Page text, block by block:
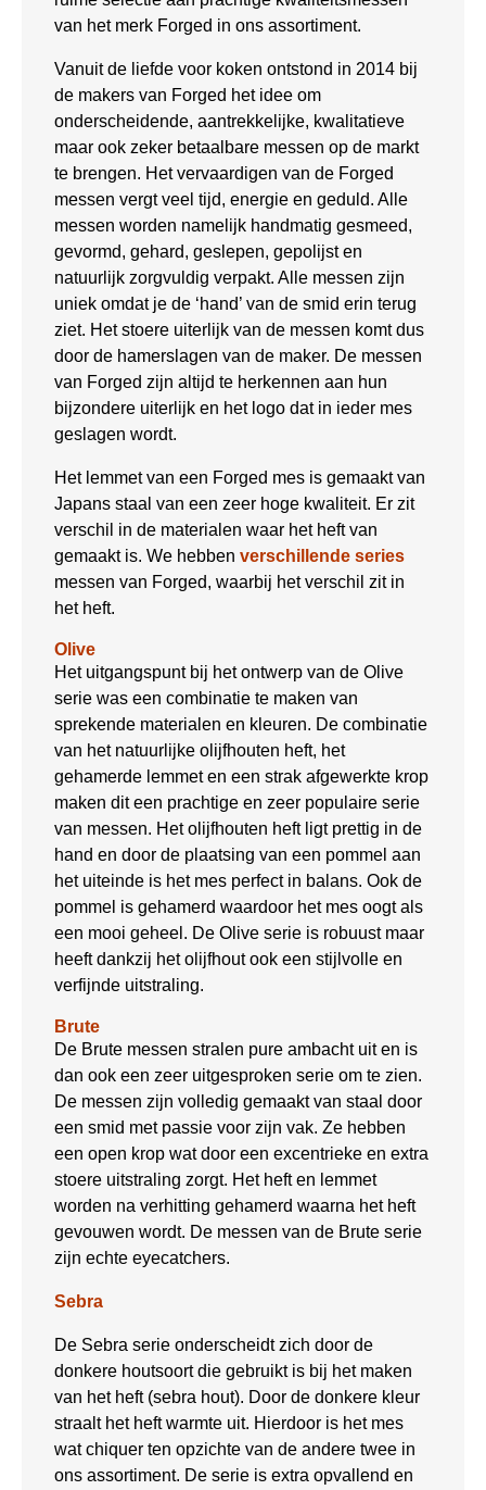
van het merk Forged in ons assortiment.
Vanuit de liefde voor koken ontstond in 2014 bij
de makers van Forged het idee om
onderscheidende, aantrekkelijke, kwalitatieve
maar ook zeker betaalbare messen op de markt
te brengen. Het vervaardigen van de Forged
messen vergt veel tijd, energie en geduld. Alle
messen worden namelijk handmatig gesmeed,
gevormd, gehard, geslepen, gepolijst en
natuurlijk zorgvuldig verpakt. Alle messen zijn
uniek omdat je de ‘hand’ van de smid erin terug
ziet. Het stoere uiterlijk van de messen komt dus
door de hamerslagen van de maker. De messen
van Forged zijn altijd te herkennen aan hun
bijzondere uiterlijk en het logo dat in ieder mes
geslagen wordt.
Het lemmet van een Forged mes is gemaakt van
Japans staal van een zeer hoge kwaliteit. Er zit
verschil in de materialen waar het heft van
gemaakt is. We hebben verschillende series
messen van Forged, waarbij het verschil zit in
het heft.
Olive
Het uitgangspunt bij het ontwerp van de Olive
serie was een combinatie te maken van
sprekende materialen en kleuren. De combinatie
van het natuurlijke olijfhouten heft, het
gehamerde lemmet en een strak afgewerkte krop
maken dit een prachtige en zeer populaire serie
van messen. Het olijfhouten heft ligt prettig in de
hand en door de plaatsing van een pommel aan
het uiteinde is het mes perfect in balans. Ook de
pommel is gehamerd waardoor het mes oogt als
een mooi geheel. De Olive serie is robuust maar
heeft dankzij het olijfhout ook een stijlvolle en
verfijnde uitstraling.
Brute
De Brute messen stralen pure ambacht uit en is
dan ook een zeer uitgesproken serie om te zien.
De messen zijn volledig gemaakt van staal door
een smid met passie voor zijn vak. Ze hebben
een open krop wat door een excentrieke en extra
stoere uitstraling zorgt. Het heft en lemmet
worden na verhitting gehamerd waarna het heft
gevouwen wordt. De messen van de Brute serie
zijn echte eyecatchers.
Sebra
De Sebra serie onderscheidt zich door de
donkere houtsoort die gebruikt is bij het maken
van het heft (sebra hout). Door de donkere kleur
straalt het heft warmte uit. Hierdoor is het mes
wat chiquer ten opzichte van de andere twee in
ons assortiment. De serie is extra opvallend en